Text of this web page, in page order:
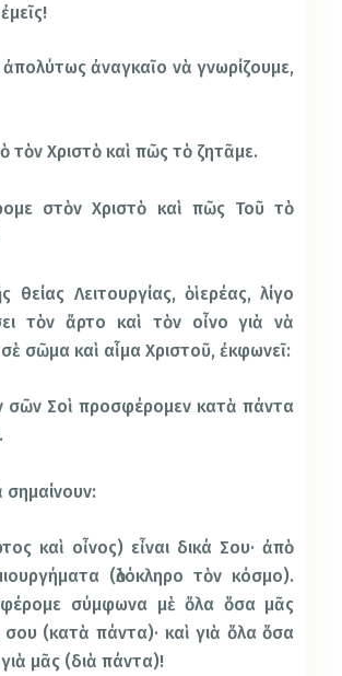
ἀπολύτως ἀναγκαῖο νὰ γνωρίζουμε,
τὸν Χριστὸ καὶ πῶς τὸ ζητᾶμε.
στὸν Χριστὸ καὶ πῶς Τοῦ τὸ
θείας Λειτουργίας, ὁ ἱερέας, λίγο
τὸν ἄρτο καὶ τὸν οἶνο γιὰ νὰ
σῶμα καὶ αἷμα Χριστοῦ, ἐκφωνεῖ:
σῶν Σοὶ προσφέρομεν κατὰ πάντα
σημαίνουν:
καὶ οἶνος) εἶναι δικά Σου· ἀπὸ
(ὁλόκληρο τὸν κόσμο).
σύμφωνα μὲ ὅλα ὅσα μᾶς
σου (κατὰ πάντα)· καὶ γιὰ ὅλα ὅσα
γιὰ μᾶς (διὰ πάντα)!